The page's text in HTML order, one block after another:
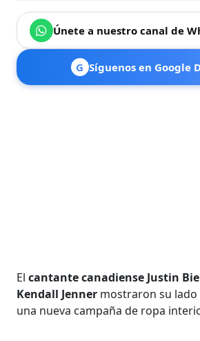
Únete a nuestro canal de
G Síguenos en Google
Elcantante canadiense Justin
Kendall Jenner mostraron su lado
una nueva campaña de ropa